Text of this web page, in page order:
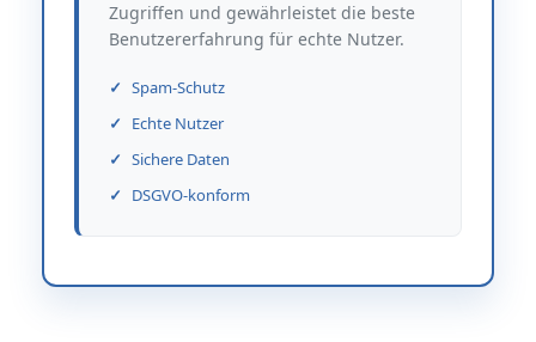
Zugriffen und gewährleistet die beste
Benutzererfahrung für echte Nutzer.
Spam-Schutz
Echte Nutzer
Sichere Daten
DSGVO-konform